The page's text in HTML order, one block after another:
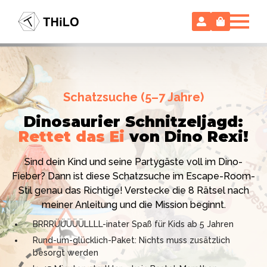
Hollywood-Action im
Kinderzimmer – ohne
Vorbereitungsstress!
Ich bin THiLO, "Dein SPIEGEL"-Bestseller-Autor und
TV-Profi (ZDF "1, 2 oder 3"). Entdecke jetzt meine
Schatzsuchen und Escape Rooms zum Sofort-
Download. Und natürlich meine Ebooks.
Schatzsuche (5–7 Jahre)
Dinosaurier Schnitzeljagd:
Rettet das Ei von Dino Rexi!
Sind dein Kind und seine Partygäste voll im Dino-
Fieber? Dann ist diese Schatzsuche im Escape-Room-
Stil genau das Richtige! Verstecke die 8 Rätsel nach
meiner Anleitung und die Mission beginnt.
BRRRÜÜÜÜÜLLLL-inater Spaß für Kids ab 5 Jahren
Rund-um-glücklich-Paket: Nichts muss zusätzlich
besorgt werden
Escape Room (ab 8 oder 12 Jahre)
Locked-up Agents: Im Labor
des Virologen
Das gab es noch nie: Verwandele dein Zuhause in ein
High-Tech Labor! Unser 24-seitiges PDF enthält alles:
Mission, Agentenausweise, Rätsel und Requisiten.
Knackt den Fall in 90 Minuten!
Kniffliger Rätselspaß für 2 bis 6 Spieler (8 - 11 oder 12–
99 Jahre)
Professionelles PDF: Agentenausweise & Schilder
inklusive